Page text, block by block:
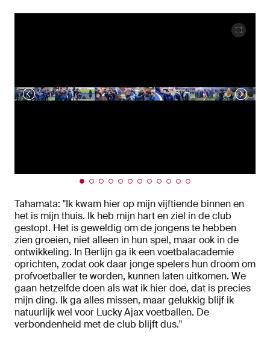
Tahamata: "Ik kwam hier op mijn vijftiende binnen en
het is mijn thuis. Ik heb mijn hart en ziel in de club
gestopt. Het is geweldig om de jongens te hebben
zien groeien, niet alleen in hun spel, maar ook in de
ontwikkeling. In Berlijn ga ik een voetbalacademie
oprichten, zodat ook daar jonge spelers hun droom om
profvoetballer te worden, kunnen laten uitkomen. We
gaan hetzelfde doen als wat ik hier doe, dat is precies
mijn ding. Ik ga alles missen, maar gelukkig blijf ik
natuurlijk wel voor Lucky Ajax voetballen. De
verbondenheid met de club blijft dus."